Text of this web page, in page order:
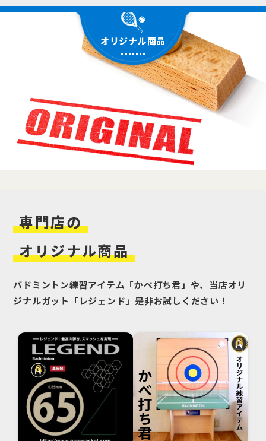
専門店の
オリジナル商品
バドミントン練習アイテム「かべ打ち君」や、当店オリ
ジナルガット「レジェンド」是非お試しください！
オリジナル商品